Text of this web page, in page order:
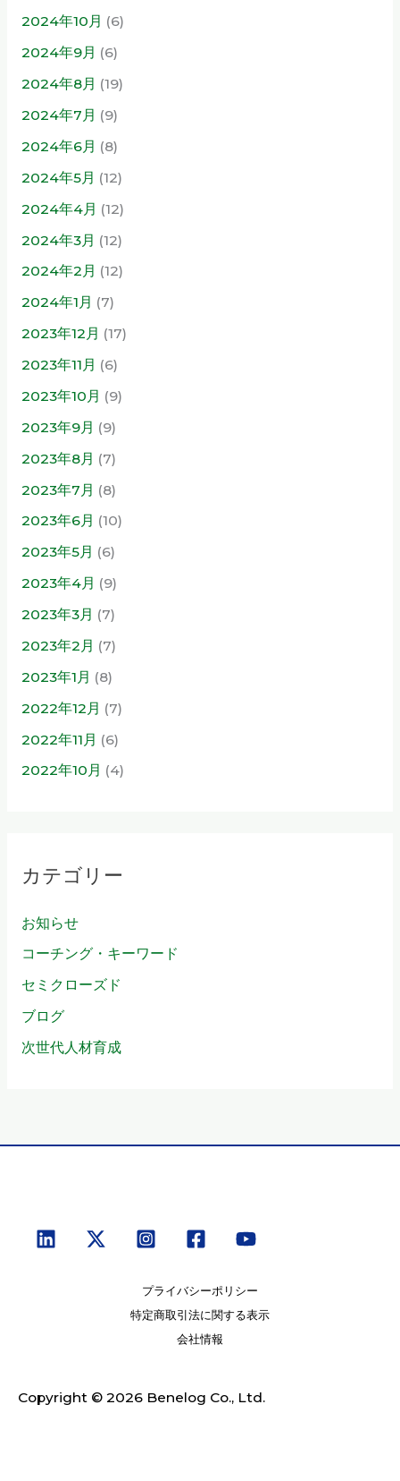
2024年10月 (6)
2024年9月 (6)
2024年8月 (19)
2024年7月 (9)
2024年6月 (8)
2024年5月 (12)
2024年4月 (12)
2024年3月 (12)
2024年2月 (12)
2024年1月 (7)
2023年12月 (17)
2023年11月 (6)
2023年10月 (9)
2023年9月 (9)
2023年8月 (7)
2023年7月 (8)
2023年6月 (10)
2023年5月 (6)
2023年4月 (9)
2023年3月 (7)
2023年2月 (7)
2023年1月 (8)
2022年12月 (7)
2022年11月 (6)
2022年10月 (4)
カテゴリー
お知らせ
コーチング・キーワード
セミクローズド
ブログ
次世代人材育成
プライバシーポリシー
特定商取引法に関する表示
会社情報
Copyright © 2026 Benelog Co., Ltd.